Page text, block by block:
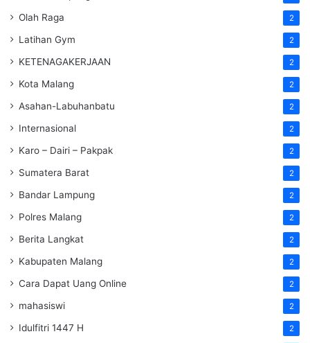
Olah Raga 2
Latihan Gym 2
KETENAGAKERJAAN 2
Kota Malang 2
Asahan-Labuhanbatu 2
Internasional 2
Karo – Dairi – Pakpak 2
Sumatera Barat 2
Bandar Lampung 2
Polres Malang 2
Berita Langkat 2
Kabupaten Malang 2
Cara Dapat Uang Online 2
mahasiswi 2
Idulfitri 1447 H 2